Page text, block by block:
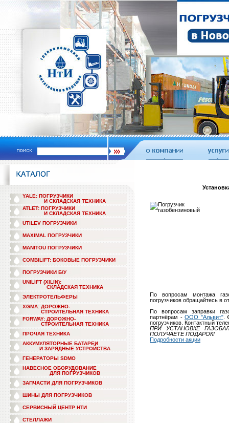
YALE: ПОГРУЗЧИКИ
И СКЛАДСКАЯ ТЕХНИКА
ATLET: ПОГРУЗЧИКИ
И СКЛАДСКАЯ ТЕХНИКА
UTILEV ПОГРУЗЧИКИ
MAXIMAL ПОГРУЗЧИКИ
MANITOU ПОГРУЗЧИКИ
COMBILIFT: БОКОВЫЕ ПОГРУЗЧИКИ
ПОГРУЗЧИКИ Б/У
UNILIFT (XILIN):
СКЛАДСКАЯ ТЕХНИКА
ЭЛЕКТРОТЕЛЬФЕРЫ
XGMA: ДОРОЖНО-
СТРОИТЕЛЬНАЯ ТЕХНИКА
FORWAY: ДОРОЖНО-
СТРОИТЕЛЬНАЯ ТЕХНИКА
ПРОЧАЯ ТЕХНИКА
АККУМУЛЯТОРНЫЕ БАТАРЕИ
И ЗАРЯДНЫЕ УСТРОЙСТВА
ГЕНЕРАТОРЫ SDMO
НАВЕСНОЕ ОБОРУДОВАНИЕ
ДЛЯ ПОГРУЗЧИКОВ
ЗАПЧАСТИ ДЛЯ ПОГРУЗЧИКОВ
ШИНЫ ДЛЯ ПОГРУЗЧИКОВ
СЕРВИСНЫЙ ЦЕНТР НТИ
СТЕЛЛАЖИ
По вопросам монтажа
погрузчиков обращайтесь в
По вопросам заправки
партнёрам - ООО "Альвит".
погрузчиков. Контактный
ПРИ УСТАНОВКЕ
ПОЛУЧАЕТЕ ПОДАРОК!
Подробности акции